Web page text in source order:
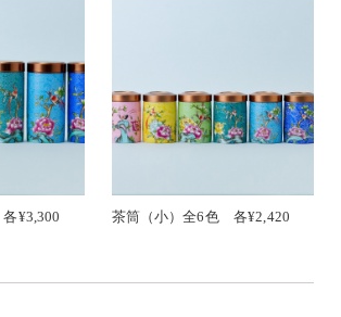
¥3,300 茶筒（小）全6色 各¥2,420